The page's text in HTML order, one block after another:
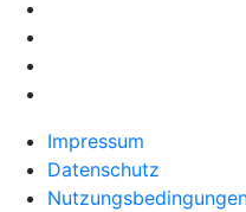
Impressum
Datenschutz